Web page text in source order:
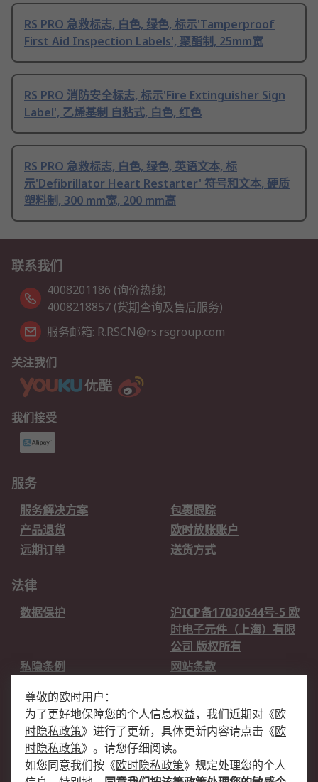
RS PRO 急救标志, 白色, 绿色, 标示'Tamperproof
First Aid Inspection Labels', 聚酯制, 25mm宽
RS PRO 消防安全标志, 标示'Fire Extinguisher Sign
Label', 乙烯基制 自粘式, 白色, 红色
RS PRO 急救标志, 白色, 绿色, 英语文本, 标
示'Defibrillator Heart Restarter' 符号和文本, 硬质
塑料制, 300 mm宽, 200 mm高
联系我们
4008201186 (询价热线)
4008218857 (货期查询及售后服务)
服务邮箱: R.RSCN@rs.rsgroup.com
关注我们
我们接受
服务
服务解决方案
包裹跟踪
产品退货
欧时放账账户
远期订单
送货方式
法律
数据保护
沪ICP备17030544号-5 欧
时电子元件（上海）有限
公司 版权所有
私隐条例
网站条款
关于欧时
欧时销售条款
账户和付款
企业集团
全球办事处
尊敬的欧时用户：
为了更好地保障您的个人信息权益，我们近期对 《欧
时隐私政策》 进行了更新，具体更新内容请点击 《欧
时隐私政策》 。请您仔细阅读。
如您同意我们按 《欧时隐私政策》 规定处理您的个人